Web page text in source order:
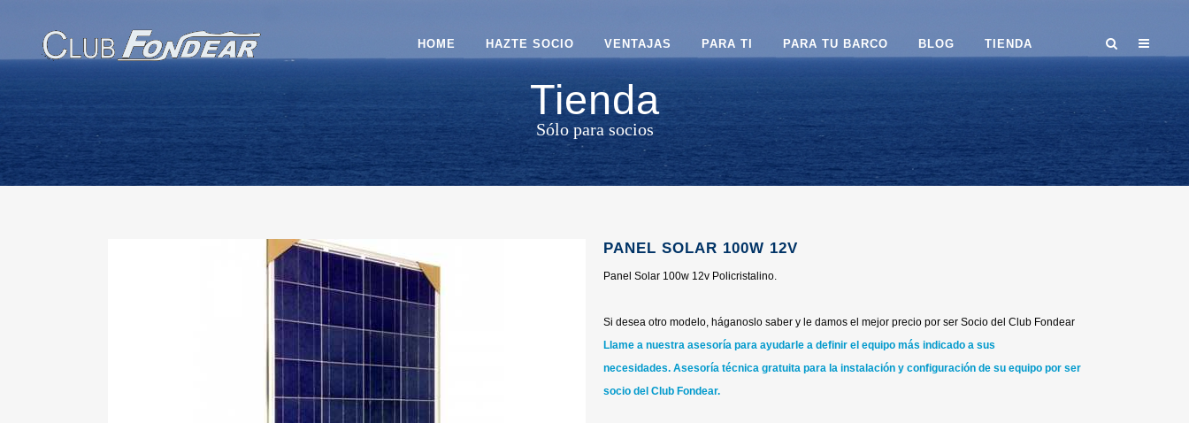
HOME HAZTE SOCIO VENTAJAS PARA TI PARA TU BARCO BLOG TIENDA
Tienda
Sólo para socios
PANEL SOLAR 100W 12V
Panel Solar 100w 12v Policristalino.
Si desea otro modelo, háganoslo saber y le damos el mejor precio por ser Socio del Club Fondear
Llame a nuestra asesoría para ayudarle a definir el equipo más indicado a sus
necesidades. Asesoría técnica gratuita para la instalación y configuración de su equipo por ser
socio del Club Fondear.